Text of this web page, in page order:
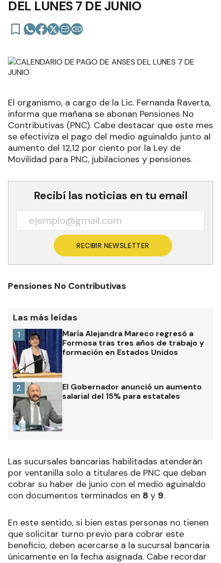
DEL LUNES 7 DE JUNIO
El organismo, a cargo de la Lic. Fernanda Raverta,
informa que mañana se abonan Pensiones No
Contributivas (PNC). Cabe destacar que este mes
se efectiviza el pago del medio aguinaldo junto al
aumento del 12,12 por ciento por la Ley de
Movilidad para PNC, jubilaciones y pensiones.
Recibí las noticias en tu email
RECIBIR NEWSLETTER
Pensiones No Contributivas
Las más leídas
María Alejandra Mareco regresó a
Formosa tras tres años de trabajo y
formación en Estados Unidos
1
El Gobernador anunció un aumento
salarial del 15% para estatales
2
Las sucursales bancarias habilitadas atenderán
por ventanilla solo a titulares de PNC que deban
cobrar su haber de junio con el medio aguinaldo
con documentos terminados en 8 y 9.
En este sentido, si bien estas personas no tienen
que solicitar turno previo para cobrar este
beneficio, deben acercarse a la sucursal bancaria
únicamente en la fecha asignada. Cabe recordar